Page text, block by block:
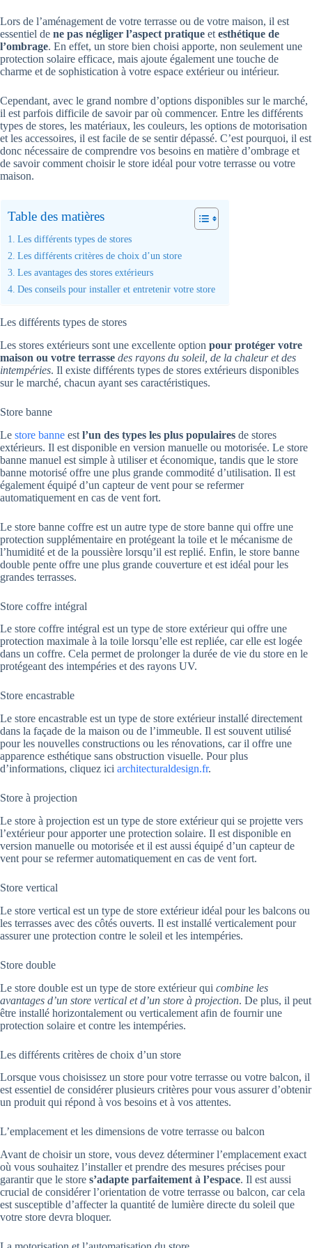
Lors de l’aménagement de votre terrasse ou de votre maison, il est
essentiel de ne pas négliger l’aspect pratique et esthétique de
l’ombrage. En effet, un store bien choisi apporte, non seulement une
protection solaire efficace, mais ajoute également une touche de
charme et de sophistication à votre espace extérieur ou intérieur.
Cependant, avec le grand nombre d’options disponibles sur le marché,
il est parfois difficile de savoir par où commencer. Entre les différents
types de stores, les matériaux, les couleurs, les options de motorisation
et les accessoires, il est facile de se sentir dépassé. C’est pourquoi, il est
donc nécessaire de comprendre vos besoins en matière d’ombrage et
de savoir comment choisir le store idéal pour votre terrasse ou votre
maison.
Table des matières
Les différents types de stores
Les différents critères de choix d’un store
Les avantages des stores extérieurs
Des conseils pour installer et entretenir votre store
Les différents types de stores
Les stores extérieurs sont une excellente option pour protéger votre
maison ou votre terrasse des rayons du soleil, de la chaleur et des
intempéries. Il existe différents types de stores extérieurs disponibles
sur le marché, chacun ayant ses caractéristiques.
Store banne
Le store banne est l’un des types les plus populaires de stores
extérieurs. Il est disponible en version manuelle ou motorisée. Le store
banne manuel est simple à utiliser et économique, tandis que le store
banne motorisé offre une plus grande commodité d’utilisation. Il est
également équipé d’un capteur de vent pour se refermer
automatiquement en cas de vent fort.
Le store banne coffre est un autre type de store banne qui offre une
protection supplémentaire en protégeant la toile et le mécanisme de
l’humidité et de la poussière lorsqu’il est replié. Enfin, le store banne
double pente offre une plus grande couverture et est idéal pour les
grandes terrasses.
Store coffre intégral
Le store coffre intégral est un type de store extérieur qui offre une
protection maximale à la toile lorsqu’elle est repliée, car elle est logée
dans un coffre. Cela permet de prolonger la durée de vie du store en le
protégeant des intempéries et des rayons UV.
Store encastrable
Le store encastrable est un type de store extérieur installé directement
dans la façade de la maison ou de l’immeuble. Il est souvent utilisé
pour les nouvelles constructions ou les rénovations, car il offre une
apparence esthétique sans obstruction visuelle. Pour plus
d’informations, cliquez ici architecturaldesign.fr.
Store à projection
Le store à projection est un type de store extérieur qui se projette vers
l’extérieur pour apporter une protection solaire. Il est disponible en
version manuelle ou motorisée et il est aussi équipé d’un capteur de
vent pour se refermer automatiquement en cas de vent fort.
Store vertical
Le store vertical est un type de store extérieur idéal pour les balcons ou
les terrasses avec des côtés ouverts. Il est installé verticalement pour
assurer une protection contre le soleil et les intempéries.
Store double
Le store double est un type de store extérieur qui combine les
avantages d’un store vertical et d’un store à projection. De plus, il peut
être installé horizontalement ou verticalement afin de fournir une
protection solaire et contre les intempéries.
Les différents critères de choix d’un store
Lorsque vous choisissez un store pour votre terrasse ou votre balcon, il
est essentiel de considérer plusieurs critères pour vous assurer d’obtenir
un produit qui répond à vos besoins et à vos attentes.
L’emplacement et les dimensions de votre terrasse ou balcon
Avant de choisir un store, vous devez déterminer l’emplacement exact
où vous souhaitez l’installer et prendre des mesures précises pour
garantir que le store s’adapte parfaitement à l’espace. Il est aussi
crucial de considérer l’orientation de votre terrasse ou balcon, car cela
est susceptible d’affecter la quantité de lumière directe du soleil que
votre store devra bloquer.